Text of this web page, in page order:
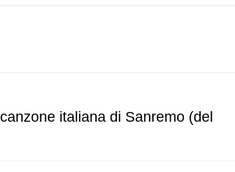
italiana di Sanremo (del